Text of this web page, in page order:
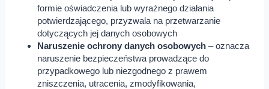
formie oświadczenia lub wyraźnego działania
potwierdzającego, przyzwala na przetwarzanie
dotyczących jej danych osobowych
Naruszenie ochrony danych osobowych – oznacza
naruszenie bezpieczeństwa prowadzące do
przypadkowego lub niezgodnego z prawem
zniszczenia, utracenia, zmodyfikowania,